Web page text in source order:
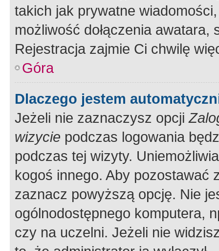
takich jak prywatne
możliwość dołączenia
Rejestracja zajmie Ci chwilę
Góra
Dlaczego jestem
Jeżeli nie zaznaczysz opcji
wizycie podczas logowania
podczas tej wizyty.
kogoś innego. Aby pozostawać
zaznacz powyższą opcję. Nie
ogólnodostępnego komputera,
czy na uczelni. Jeżeli nie